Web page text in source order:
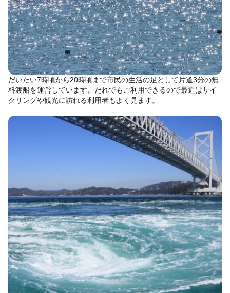
だいたい7時頃から20時頃まで市民の生活の足として片道3分の無
料渡船を運営しています。だれでもご利用できるので最近はサイ
クリングや観光に訪れる利用者もよく見ます。